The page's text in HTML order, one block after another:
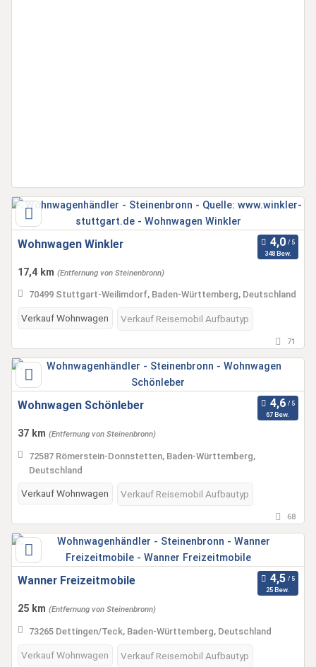
Wohnwagen Winkler
348 Bew.
17,4 km (Entfernung von Steinenbronn)
70499 Stuttgart-Weilimdorf, Baden-Württemberg, Deutschland
Verkauf Wohnwagen Verkauf Reisemobil Aufbautyp
71
Wohnwagen Schönleber
67 Bew.
37 km (Entfernung von Steinenbronn)
72587 Römerstein-Donnstetten, Baden-Württemberg,
Deutschland
Verkauf Wohnwagen Verkauf Reisemobil Aufbautyp
68
Wanner Freizeitmobile
25 Bew.
25 km (Entfernung von Steinenbronn)
73265 Dettingen/Teck, Baden-Württemberg, Deutschland
Verkauf Wohnwagen Verkauf Reisemobil Aufbautyp